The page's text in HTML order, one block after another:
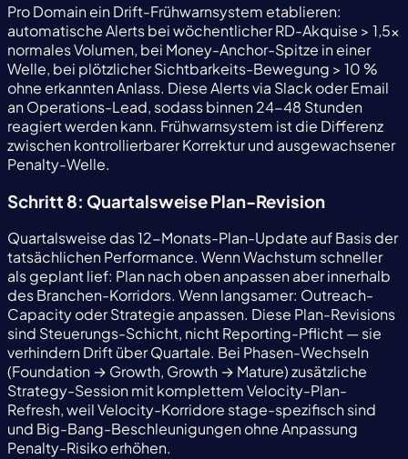
Pro Domain ein Drift-Frühwarnsystem etablieren:
automatische Alerts bei wöchentlicher RD-Akquise > 1,5×
normales Volumen, bei Money-Anchor-Spitze in einer
Welle, bei plötzlicher Sichtbarkeits-Bewegung > 10 %
ohne erkannten Anlass. Diese Alerts via Slack oder Email
an Operations-Lead, sodass binnen 24-48 Stunden
reagiert werden kann. Frühwarnsystem ist die Differenz
zwischen kontrollierbarer Korrektur und ausgewachsener
Penalty-Welle.
Schritt 8: Quartalsweise Plan-Revision
Quartalsweise das 12-Monats-Plan-Update auf Basis der
tatsächlichen Performance. Wenn Wachstum schneller
als geplant lief: Plan nach oben anpassen aber innerhalb
des Branchen-Korridors. Wenn langsamer: Outreach-
Capacity oder Strategie anpassen. Diese Plan-Revisions
sind Steuerungs-Schicht, nicht Reporting-Pflicht — sie
verhindern Drift über Quartale. Bei Phasen-Wechseln
(Foundation → Growth, Growth → Mature) zusätzliche
Strategy-Session mit komplettem Velocity-Plan-
Refresh, weil Velocity-Korridore stage-spezifisch sind
und Big-Bang-Beschleunigungen ohne Anpassung
Penalty-Risiko erhöhen.